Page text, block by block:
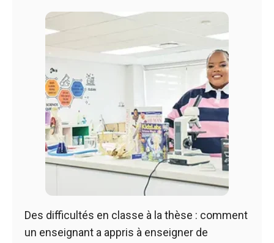
Des difficultés en classe à la thèse : comment
un enseignant a appris à enseigner de